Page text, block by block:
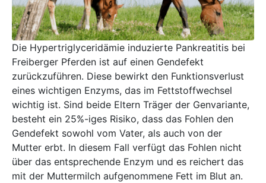
Die Hypertriglyceridämie induzierte Pankreatitis bei
Freiberger Pferden ist auf einen Gendefekt
zurückzuführen. Diese bewirkt den Funktionsverlust
eines wichtigen Enzyms, das im Fettstoffwechsel
wichtig ist. Sind beide Eltern Träger der Genvariante,
besteht ein 25%-iges Risiko, dass das Fohlen den
Gendefekt sowohl vom Vater, als auch von der
Mutter erbt. In diesem Fall verfügt das Fohlen nicht
über das entsprechende Enzym und es reichert das
mit der Muttermilch aufgenommene Fett im Blut an.